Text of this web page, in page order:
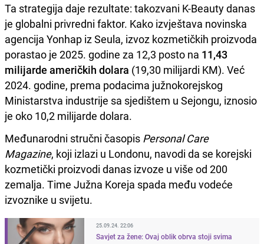
Ta strategija daje rezultate: takozvani K-Beauty danas
je globalni privredni faktor. Kako izvještava novinska
agencija Yonhap iz Seula, izvoz kozmetičkih proizvoda
porastao je 2025. godine za 12,3 posto na 11,43
milijarde američkih dolara (19,30 milijardi KM). Već
2024. godine, prema podacima južnokorejskog
Ministarstva industrije sa sjedištem u Sejongu, iznosio
je oko 10,2 milijarde dolara.
Međunarodni stručni časopis Personal Care
Magazine, koji izlazi u Londonu, navodi da se korejski
kozmetički proizvodi danas izvoze u više od 200
zemalja. Time Južna Koreja spada među vodeće
izvoznike u svijetu.
25.09.24. 22:06
Savjet za žene: Ovaj oblik obrva stoji svima